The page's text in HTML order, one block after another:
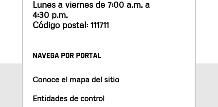
Lunes a viernes de 7:00 a.m. a
4:30 p.m.
Código postal: 111711
NAVEGA POR PORTAL
Conoce el mapa del sitio
Entidades de control